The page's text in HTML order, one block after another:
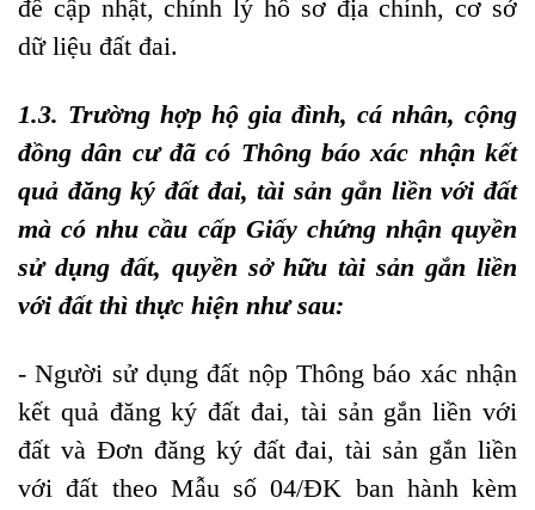
để cập nhật, chỉnh lý hồ sơ địa chính, cơ sở
dữ liệu đất đai.
1.3. Trường hợp hộ gia đình, cá nhân, cộng
đồng dân cư đã có Thông báo xác nhận kết
quả đăng ký đất đai, tài sản gắn liền với đất
mà có nhu cầu cấp Giấy chứng nhận quyền
sử dụng đất, quyền sở hữu tài sản gắn liền
với đất thì thực hiện như sau:
- Người sử dụng đất nộp Thông báo xác nhận
kết quả đăng ký đất đai, tài sản gắn liền với
đất và Đơn đăng ký đất đai, tài sản gắn liền
với đất theo Mẫu số 04/ĐK ban hành kèm